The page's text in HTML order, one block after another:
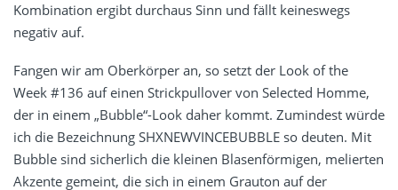
Kombination ergibt durchaus Sinn und fällt keineswegs
negativ auf.
Fangen wir am Oberkörper an, so setzt der Look of the
Week #136 auf einen Strickpullover von Selected Homme,
der in einem „Bubble“-Look daher kommt. Zumindest würde
ich die Bezeichnung SHXNEWVINCEBUBBLE so deuten. Mit
Bubble sind sicherlich die kleinen Blasenförmigen, melierten
Akzente gemeint, die sich in einem Grauton auf der